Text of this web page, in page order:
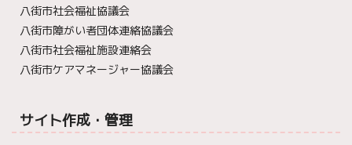
八街市社会福祉協議会
八街市障がい者団体連絡協議会
八街市社会福祉施設連絡会
八街市ケアマネージャー協議会
サイト作成・管理